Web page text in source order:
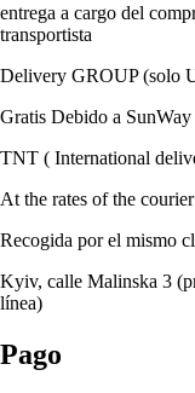
entrega a cargo del
transportista
Delivery GROUP (solo
Gratis Debido a SunWay
TNT ( International
At the rates of the
Recogida por el mismo
Kyiv, calle Malinska 3
línea)
Pago